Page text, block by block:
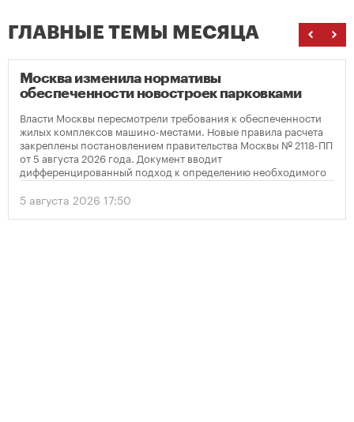
ГЛАВНЫЕ ТЕМЫ МЕСЯЦА
Москва изменила нормативы
обеспеченности новостроек парковками
Власти Москвы пересмотрели требования к обеспеченности
жилых комплексов машино-местами. Новые правила расчета
закреплены постановлением правительства Москвы № 2118-ПП
от 5 августа 2026 года. Документ вводит
дифференцированный подход к определению необходимого
количества парковок в зависимости от площади квартир и
устанавливает переходный период для уже согласованных
проектов.
5 августа 2026 17:50